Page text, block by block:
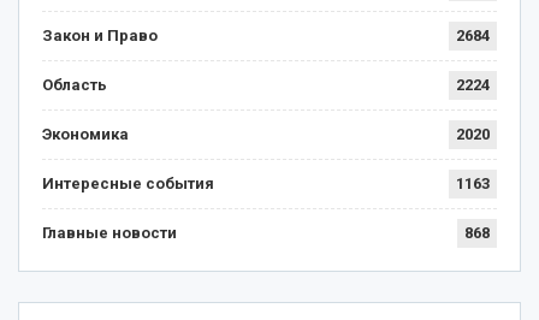
Закон и Право 2684
Область 2224
Экономика 2020
Интересные события 1163
Главные новости 868